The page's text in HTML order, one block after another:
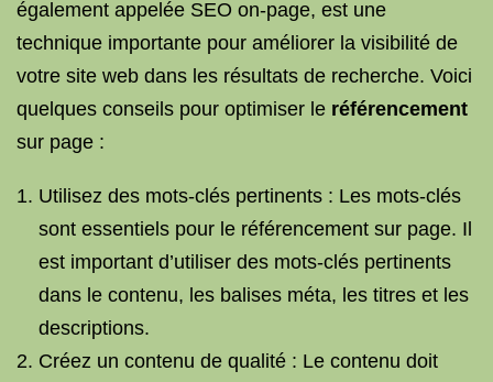
également appelée SEO on-page, est une
technique importante pour améliorer la visibilité de
votre site web dans les résultats de recherche. Voici
quelques conseils pour optimiser le référencement
sur page :
Utilisez des mots-clés pertinents : Les mots-clés
sont essentiels pour le référencement sur page. Il
est important d’utiliser des mots-clés pertinents
dans le contenu, les balises méta, les titres et les
descriptions.
Créez un contenu de qualité : Le contenu doit